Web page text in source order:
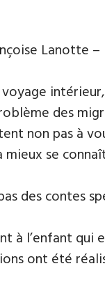
Lanotte
voyage
des
non pas à
mieux se
des contes
à l’enfant
ont été